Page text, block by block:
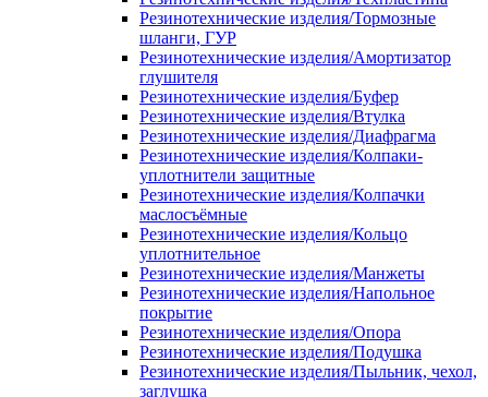
Резинотехнические изделия/Тормозные
шланги, ГУР
Резинотехнические изделия/Амортизатор
глушителя
Резинотехнические изделия/Буфер
Резинотехнические изделия/Втулка
Резинотехнические изделия/Диафрагма
Резинотехнические изделия/Колпаки-
уплотнители защитные
Резинотехнические изделия/Колпачки
маслосъёмные
Резинотехнические изделия/Кольцо
уплотнительное
Резинотехнические изделия/Манжеты
Резинотехнические изделия/Напольное
покрытие
Резинотехнические изделия/Опора
Резинотехнические изделия/Подушка
Резинотехнические изделия/Пыльник, чехол,
заглушка